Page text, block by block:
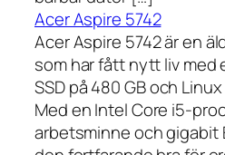
Acer Aspire 5742
Acer Aspire 5742 är en
som har fått nytt liv med
SSD på 480 GB och Linux
Med en Intel Core i5-
arbetsminne och gigabit